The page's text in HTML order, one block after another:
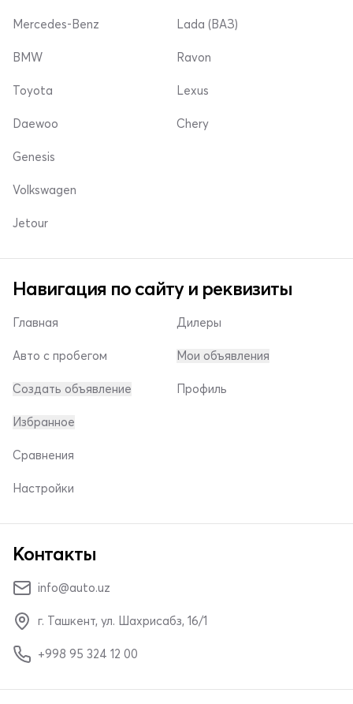
Mercedes-Benz Lada (ВАЗ)
BMW
Toyota
Daewoo
Ravon
Lexus
Chery
Genesis
Volkswagen
Jetour
Навигация по сайту и реквизиты
Главная
Авто с пробегом
Создать объявление
Дилеры
Мои объявления
Профиль
Избранное
Сравнения
Настройки
Контакты
info@auto.uz
г. Ташкент, ул. Шахрисабз, 16/1
+998 95 324 12 00